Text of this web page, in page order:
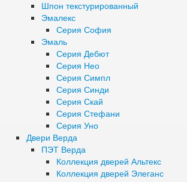
Шпон текстурированный
Эмалекс
Серия София
Эмаль
Серия Дебют
Серия Нео
Серия Симпл
Серия Синди
Серия Скай
Серия Стефани
Серия Уно
Двери Верда
ПЭТ Верда
Коллекция дверей Альтекс
Коллекция дверей Элеганс